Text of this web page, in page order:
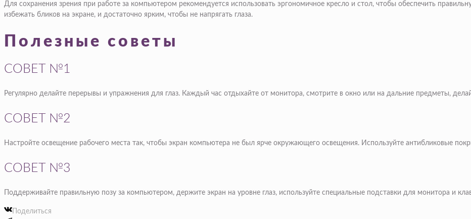
Для сохранения зрения при работе за компьютером рекомендуется использовать эргономичное кресло и стол, чтобы обеспечить
избежать бликов на экране, и достаточно ярким, чтобы не напрягать глаза.
Полезные советы
СОВЕТ №1
Регулярно делайте перерывы и упражнения для глаз. Каждый час отдыхайте от монитора, смотрите в окно или на дальние предметы,
СОВЕТ №2
Настройте освещение рабочего места так, чтобы экран компьютера не был ярче окружающего освещения. Используйте антибликовые
СОВЕТ №3
Поддерживайте правильную позу за компьютером, держите экран на уровне глаз, используйте специальные подставки для монитора и
Поделиться